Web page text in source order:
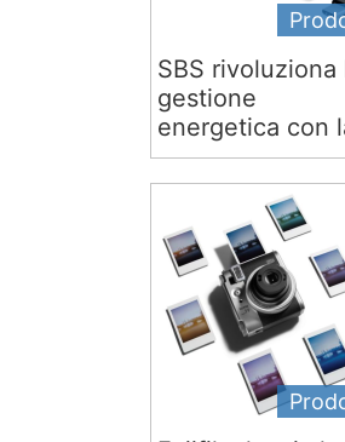
SBS rivoluziona
gestione
energetica con